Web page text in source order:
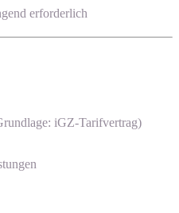
erforderlich
iGZ-Tarifvertrag)